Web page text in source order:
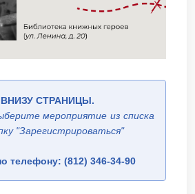
СТРАНИЦЫ.
мероприятие из списка
"Зарегистрироваться"
телефону: (812) 346-34-90